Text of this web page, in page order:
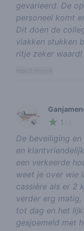
gevarieerd. De
personeel komt
Dit doen de
vlakken stukken
ritje zeker waard!
🍃 1
De beveiliging
en
een verkeerde
weet je over wie
cassière als er 2
verder erg
tot dag en het
gesjoemeld met